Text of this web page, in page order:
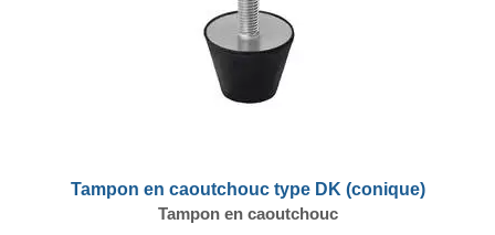
Tampon en caoutchouc type DK (conique)
Tampon en caoutchouc